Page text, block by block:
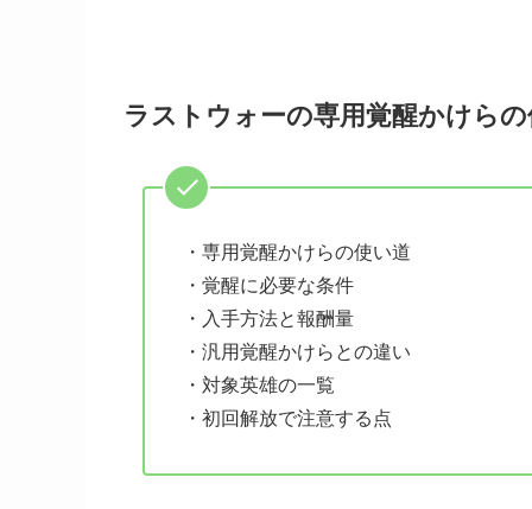
ラストウォーの専用覚醒かけら
・専用覚醒かけらの使い道
・覚醒に必要な条件
・入手方法と報酬量
・汎用覚醒かけらとの違い
・対象英雄の一覧
・初回解放で注意する点